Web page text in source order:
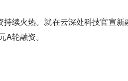
持续火热。就在云深处科技官宣新
轮融资。